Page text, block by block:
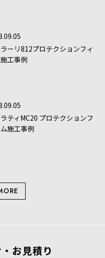
ーリ812プロテクションフィ
工事例
ティMC20 プロテクションフ
施工事例
お見積り